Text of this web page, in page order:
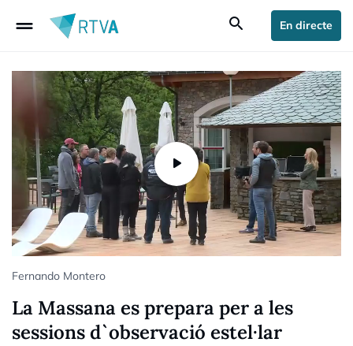
drag_handle search En directe
Fernando Montero
La Massana es prepara per a les
sessions d`observació estel·lar